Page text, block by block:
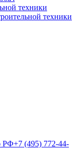
техники
техники
РФ+7 (495) 772-44-